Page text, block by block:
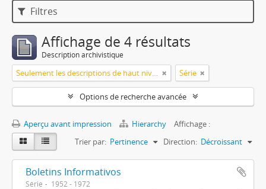
Filtres
Affichage de 4 résultats
Description archivistique
Seulement les descriptions de haut niveau Série
Options de recherche avancée
Aperçu avant impression Hierarchy
Affichage :
Trier par: Pertinence Direction: Décroissant
Boletins Informativos
Série 1952 - 1972